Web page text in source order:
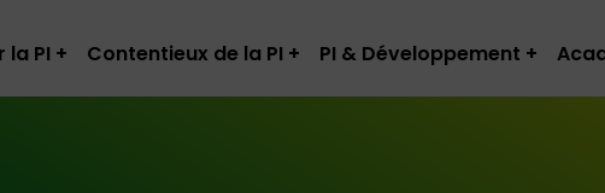
la PI Contentieux de la PI PI & Développement